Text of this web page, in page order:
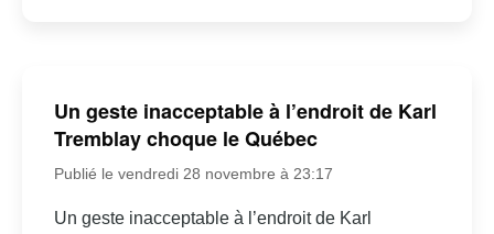
Un geste inacceptable à l’endroit de Karl
Tremblay choque le Québec
Publié le vendredi 28 novembre à 23:17
Un geste inacceptable à l’endroit de Karl